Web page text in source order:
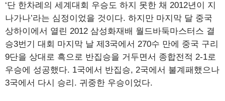
‘단 한차례의 세계대회 우승도 하지 못한 채 2012년이 지
나가나’라는 심정이었을 것이다. 하지만 마지막 달 중국
상하이에서 열린 2012 삼성화재배 월드바둑마스터스 결
승3번기 대회 마지막 날 제3국에서 270수 만에 중국 구리
9단을 상대로 흑으로 반집승을 거두면서 종합전적 2-1로
우승에 성공했다. 1국에서 반집승, 2국에서 불계패했으나
3국에서 다시 승리. 귀중한 우승이었다.